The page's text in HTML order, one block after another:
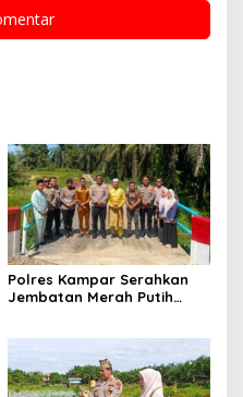
Polres Kampar Serahkan
Jembatan Merah Putih